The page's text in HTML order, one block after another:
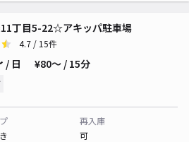
丁目5-22☆アキッパ駐車場
4.7 / 15件
/ 日 ¥80〜 / 15分
再入庫
可